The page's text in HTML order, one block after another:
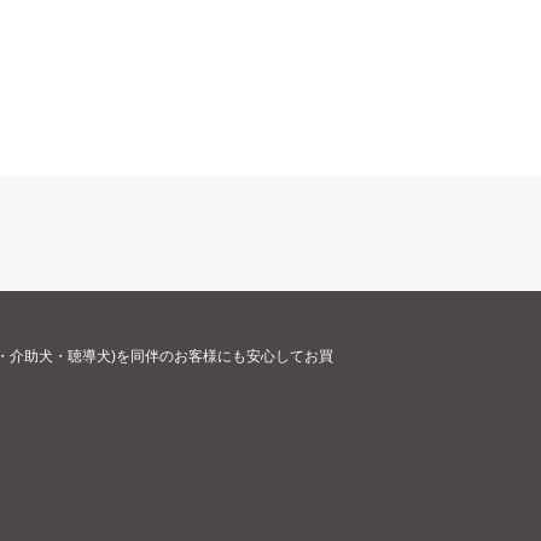
介助犬・聴導犬)を同伴のお客様にも安心してお買